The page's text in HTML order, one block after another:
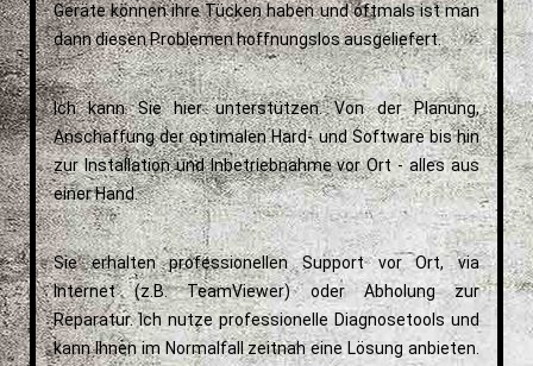
Geräte können ihre Tücken haben und oftmals ist man
dann diesen Problemen hoffnungslos ausgeliefert.
Ich kann Sie hier unterstützen. Von der Planung,
Anschaffung der optimalen Hard- und Software bis hin
zur Installation und Inbetriebnahme vor Ort - alles aus
einer Hand.
Sie erhalten professionellen Support vor Ort, via
Internet (z.B. TeamViewer) oder Abholung zur
Reparatur. Ich nutze professionelle Diagnosetools und
kann Ihnen im Normalfall zeitnah eine Lösung anbieten.